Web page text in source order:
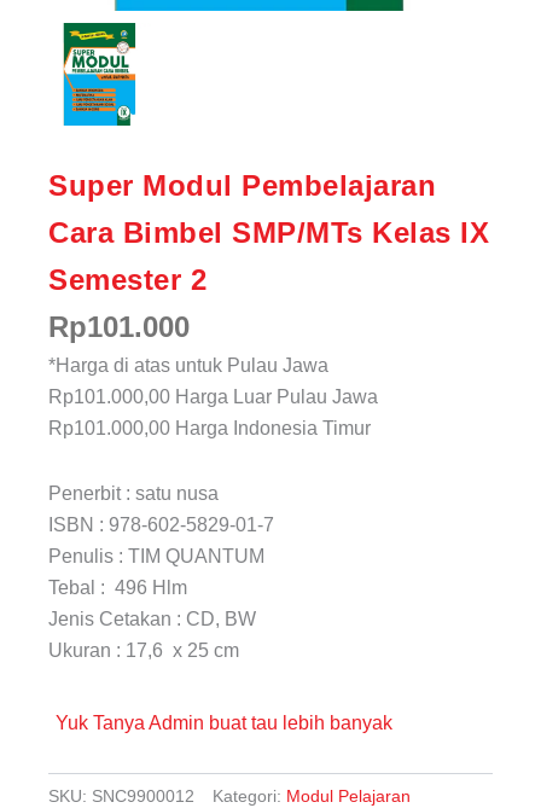
Super Modul Pembelajaran
Cara Bimbel SMP/MTs Kelas IX
Semester 2
Rp101.000
*Harga di atas untuk Pulau Jawa
Rp101.000,00 Harga Luar Pulau Jawa
Rp101.000,00 Harga Indonesia Timur
Penerbit : satu nusa
ISBN : 978-602-5829-01-7
Penulis : TIM QUANTUM
Tebal : 496 Hlm
Jenis Cetakan : CD, BW
Ukuran : 17,6 x 25 cm
Yuk Tanya Admin buat tau lebih banyak
SKU: SNC9900012 Kategori: Modul Pelajaran